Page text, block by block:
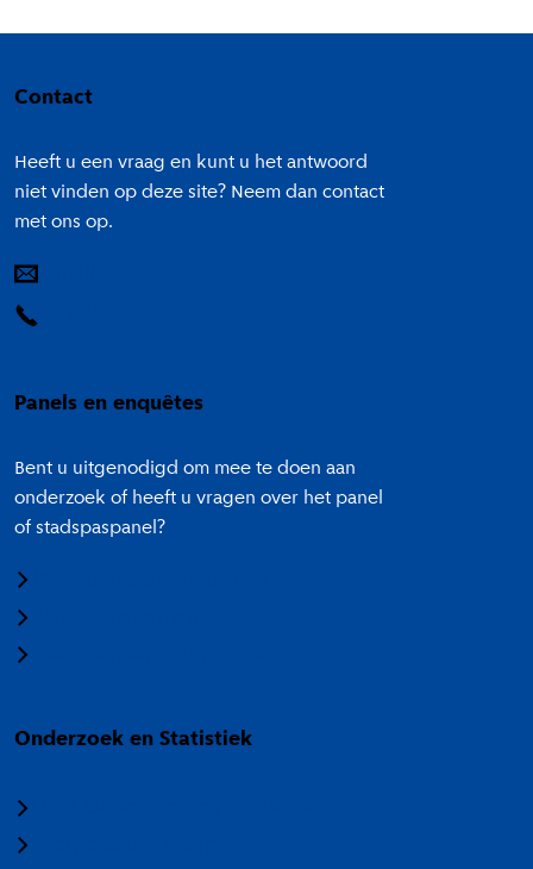
Contact
Heeft u een vraag en kunt u het antwoord
niet vinden op deze site? Neem dan contact
met ons op.
Panels en enquêtes
Bent u uitgenodigd om mee te doen aan
onderzoek of heeft u vragen over het panel
of stadspaspanel?
Onderzoek en Statistiek